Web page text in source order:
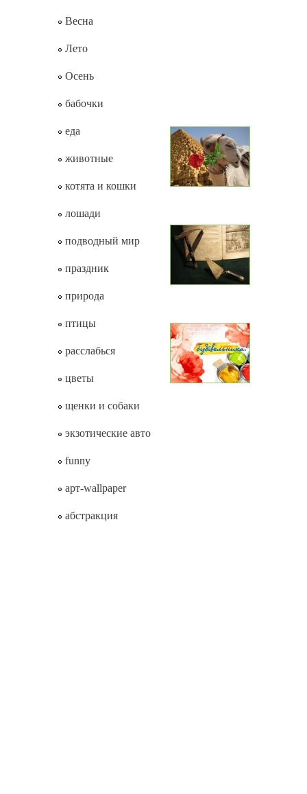
Весна
Лето
Осень
бабочки
еда
животные
котята и кошки
лошади
подводный мир
праздник
природа
птицы
расслабься
цветы
щенки и собаки
экзотические авто
funny
арт-wallpaper
абстракция